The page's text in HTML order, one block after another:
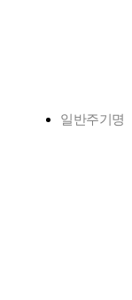
일반주기명